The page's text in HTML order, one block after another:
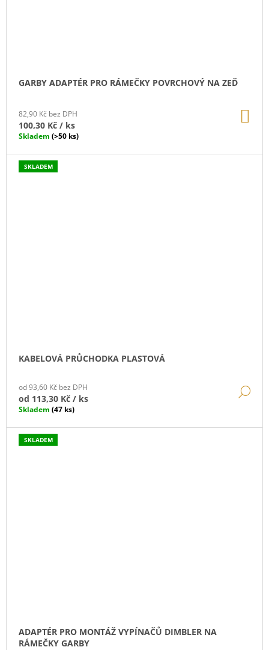
GARBY ADAPTÉR PRO RÁMEČKY POVRCHOVÝ NA ZEĎ
82,90 Kč bez DPH
100,30 Kč / ks
Skladem (>50 ks)
SKLADEM
KABELOVÁ PRŮCHODKA PLASTOVÁ
od 93,60 Kč bez DPH
od 113,30 Kč / ks
Skladem (47 ks)
SKLADEM
ADAPTÉR PRO MONTÁŽ VYPÍNAČŮ DIMBLER NA
RÁMEČKY GARBY